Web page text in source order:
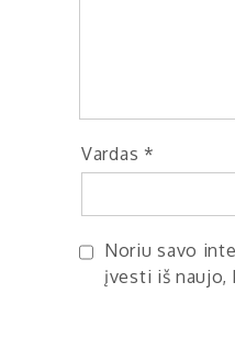
Vardas *
Noriu savo
įvesti iš naujo,